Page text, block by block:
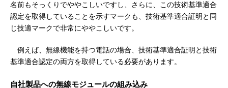
名前もそっくりでややこしいですし、さらに、この技術基準適合
認定を取得していることを示すマークも、技術基準適合証明と同
じ技適マークで非常にややこしいです。
例えば、無線機能を持つ電話の場合、技術基準適合証明と技術
基準適合認定の両方を取得している必要があります。
自社製品への無線モジュールの組み込み